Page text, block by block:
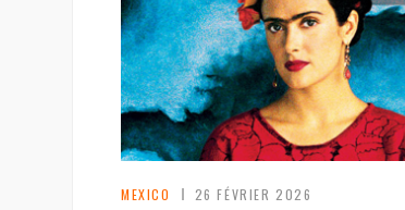
MEXICO 26 FÉVRIER 2026